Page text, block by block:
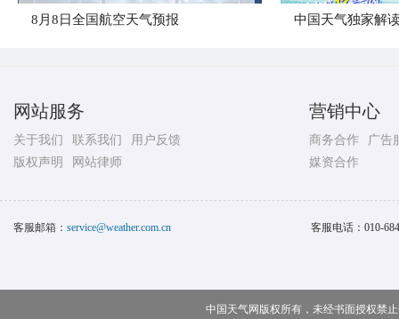
8月8日全国航空天气预报 中国天气独家解
网站服务
关于我们 联系我们
用户反馈
版权声明
网站律师
营销中心
商务合作
广告
媒资合作
客服邮箱： service@weather.com.cn 客服电话： 010-
中国天气网版权所有，未经书面授权